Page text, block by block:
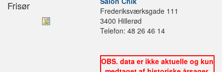
Frisør
Frederiksværksgade 111
3400 Hillerød
Telefon: 48 26 46 14
OBS. data er ikke aktuelle og kun